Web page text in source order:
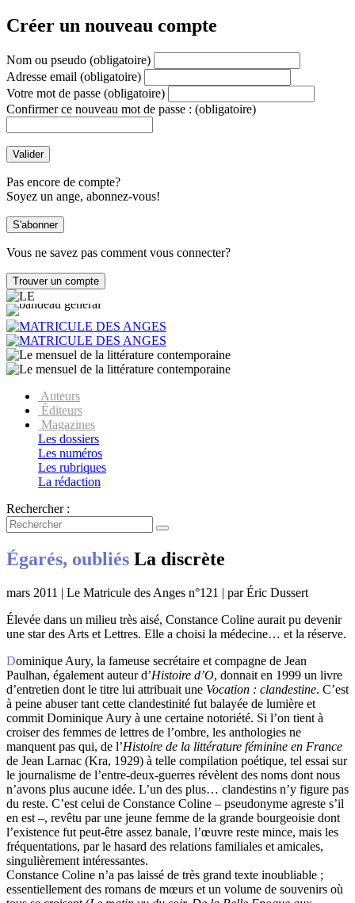
Créer un nouveau compte
Nom ou pseudo (obligatoire)
Adresse email (obligatoire)
Votre mot de passe (obligatoire)
Confirmer ce nouveau mot de passe : (obligatoire)
Pas encore de compte?
Soyez un ange, abonnez-vous!
Vous ne savez pas comment vous connecter?
Auteurs
Éditeurs
Magazines
Les dossiers
Les numéros
Les rubriques
La rédaction
Rechercher :
Égarés, oubliés La discrète
mars 2011 | Le Matricule des Anges n°121 | par Éric Dussert
Élevée dans un milieu très aisé, Constance Coline aurait pu devenir
une star des Arts et Lettres. Elle a choisi la médecine… et la réserve.
Dominique Aury, la fameuse secrétaire et compagne de Jean
Paulhan, également auteur d’Histoire d’O, donnait en 1999 un livre
d’entretien dont le titre lui attribuait une Vocation : clandestine. C’est
à peine abuser tant cette clandestinité fut balayée de lumière et
commit Dominique Aury à une certaine notoriété. Si l’on tient à
croiser des femmes de lettres de l’ombre, les anthologies ne
manquent pas qui, de l’Histoire de la littérature féminine en France
de Jean Larnac (Kra, 1929) à telle compilation poétique, tel essai sur
le journalisme de l’entre-deux-guerres révèlent des noms dont nous
n’avons plus aucune idée. L’un des plus… clandestins n’y figure pas
du reste. C’est celui de Constance Coline – pseudonyme agreste s’il
en est –, revêtu par une jeune femme de la grande bourgeoisie dont
l’existence fut peut-être assez banale, l’œuvre reste mince, mais les
fréquentations, par le hasard des relations familiales et amicales,
singulièrement intéressantes.
Constance Coline n’a pas laissé de très grand texte inoubliable ;
essentiellement des romans de mœurs et un volume de souvenirs où